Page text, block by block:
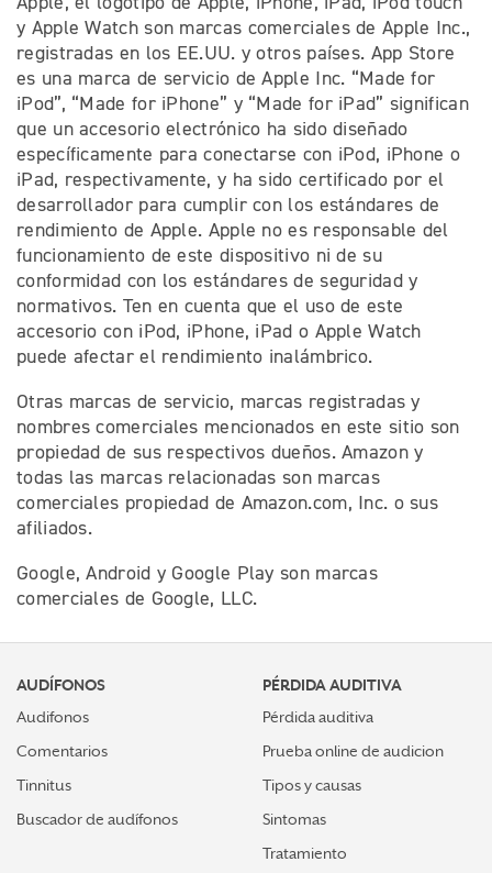
y Apple Watch son marcas comerciales de Apple Inc.,
registradas en los EE.UU. y otros países. App Store
es una marca de servicio de Apple Inc. “Made for
iPod”, “Made for iPhone” y “Made for iPad” significan
que un accesorio electrónico ha sido diseñado
específicamente para conectarse con iPod, iPhone o
iPad, respectivamente, y ha sido certificado por el
desarrollador para cumplir con los estándares de
rendimiento de Apple. Apple no es responsable del
funcionamiento de este dispositivo ni de su
conformidad con los estándares de seguridad y
normativos. Ten en cuenta que el uso de este
accesorio con iPod, iPhone, iPad o Apple Watch
puede afectar el rendimiento inalámbrico.
Otras marcas de servicio, marcas registradas y
nombres comerciales mencionados en este sitio son
propiedad de sus respectivos dueños. Amazon y
todas las marcas relacionadas son marcas
comerciales propiedad de Amazon.com, Inc. o sus
afiliados.
Google, Android y Google Play son marcas
comerciales de Google, LLC.
AUDÍFONOS
Audifonos
Comentarios
Tinnitus
Buscador de audífonos
PÉRDIDA AUDITIVA
Pérdida auditiva
Prueba online de audicion
Tipos y causas
Sintomas
Tratamiento